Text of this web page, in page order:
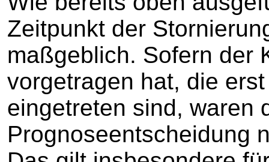
Zeitpunkt der
maßgeblich. Sofern der
vorgetragen hat, die
eingetreten sind, waren
Prognoseentscheidung